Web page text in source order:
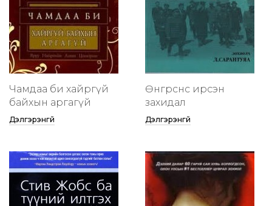
Чамдаа би хайргүй
байхын аргагүй
Дэлгэрэнгүй
Өнгөрснөөс ирсэн
захидал
Дэлгэрэнгүй